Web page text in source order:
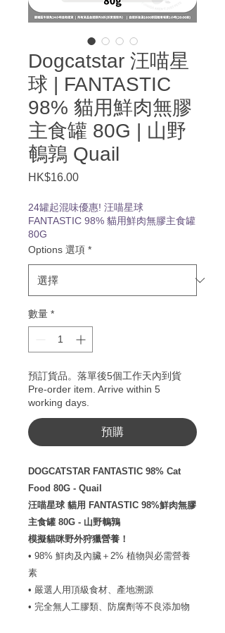
Dogcatstar 汪喵星
球 | FANTASTIC
98% 貓用鮮肉無膠
主食罐 80G | 山野
鵪鶉 Quail
HK$16.00價
24罐起混味優惠! 汪喵星球
FANTASTIC 98% 貓用鮮肉無膠主食罐
80G
Options 選項 *
數量 *
預訂貨品。落單後5個工作天內到貨
Pre-order item. Arrive within 5
working days.
預購
DOGCATSTAR FANTASTIC 98% Cat
Food 80G - Quail
汪喵星球 貓用 FANTASTIC 98%鮮肉無膠
主食罐 80G - 山野鵪鶉
模擬貓咪野外狩獵營養！
• 98% 鮮肉及內臟＋2% 植物與必需營養
素
• 嚴選人用頂級食材、產地溯源
• 完全無人工膠類、防腐劑等不良添加物